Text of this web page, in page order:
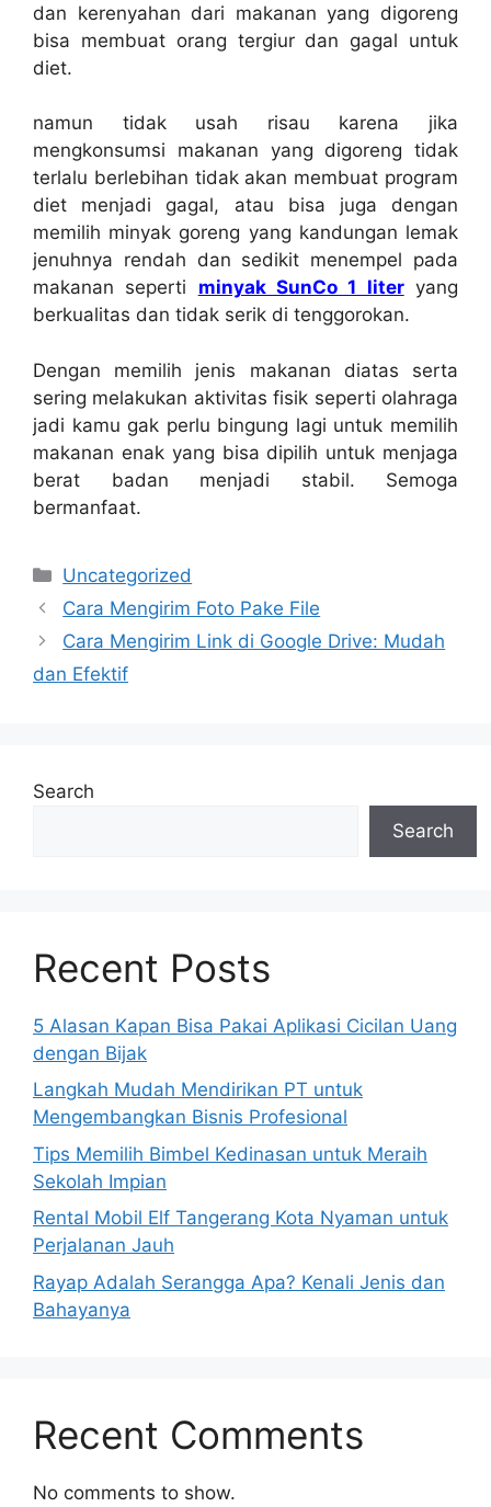
dan kerenyahan dari makanan yang digoreng
bisa membuat orang tergiur dan gagal untuk
diet.
namun tidak usah risau karena jika
mengkonsumsi makanan yang digoreng tidak
terlalu berlebihan tidak akan membuat program
diet menjadi gagal, atau bisa juga dengan
memilih minyak goreng yang kandungan lemak
jenuhnya rendah dan sedikit menempel pada
makanan seperti minyak SunCo 1 literyang
berkualitas dan tidak serik di tenggorokan.
Dengan memilih jenis makanan diatas serta
sering melakukan aktivitas fisik seperti olahraga
jadi kamu gak perlu bingung lagi untuk memilih
makanan enak yang bisa dipilih untuk menjaga
berat badan menjadi stabil. Semoga
bermanfaat.
Categories
Uncategorized
Cara Mengirim Foto Pake File
Cara Mengirim Link di Google Drive: Mudah
dan Efektif
Search
Search
Recent Posts
5 Alasan Kapan Bisa Pakai Aplikasi Cicilan Uang
dengan Bijak
Langkah Mudah Mendirikan PT untuk
Mengembangkan Bisnis Profesional
Tips Memilih Bimbel Kedinasan untuk Meraih
Sekolah Impian
Rental Mobil Elf Tangerang Kota Nyaman untuk
Perjalanan Jauh
Rayap Adalah Serangga Apa? Kenali Jenis dan
Bahayanya
Recent Comments
No comments to show.